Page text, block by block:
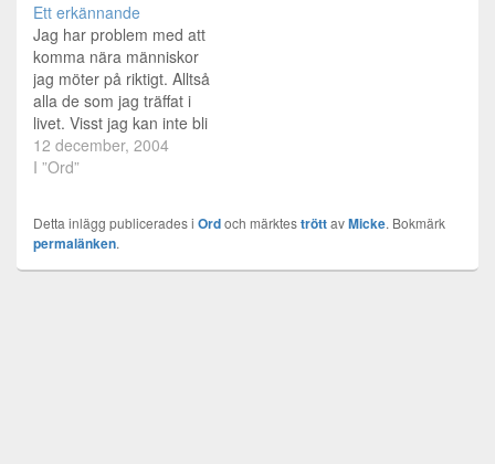
vägen för mina mål. Men
var dag gör jag det. Jag
prioriterar fel…
Ett erkännande
Jag har problem med att
komma nära människor
jag möter på riktigt. Alltså
alla de som jag träffat i
livet. Visst jag kan inte bli
dödspolare med alla jag
träffar och en del har
skillnaden. Jag vet också
att det är pga…
12 december, 2004
I ”Ord”
Detta inlägg publicerades i Ordoch märkteströttavMicke. Bokmärk
permalänken.